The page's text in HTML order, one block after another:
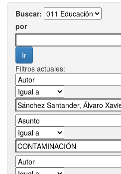
Buscar:
por
Filtros actuales: